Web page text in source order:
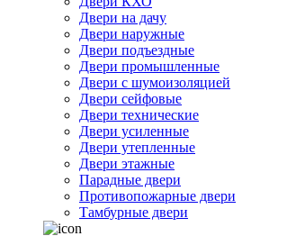
Двери на дачу
Двери наружные
Двери подъездные
Двери промышленные
Двери с шумоизоляцией
Двери сейфовые
Двери технические
Двери усиленные
Двери утепленные
Двери этажные
Парадные двери
Противопожарные двери
Тамбурные двери